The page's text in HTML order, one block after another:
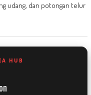
udang, dan potongan telur
HUB